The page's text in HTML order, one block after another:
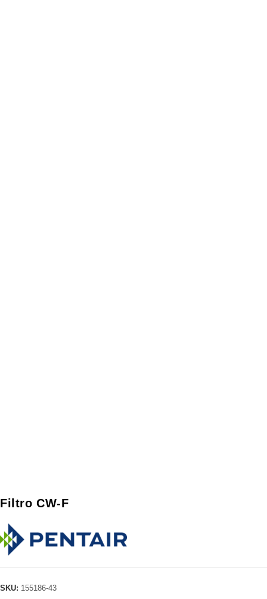
Filtro CW-F
SKU: 155186-43